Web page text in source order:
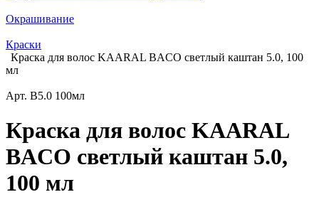
Окрашивание
Краски
Краска для волос KAARAL BACO светлый каштан 5.0, 100
мл
Арт. B5.0 100мл
Краска для волос KAARAL
BACO светлый каштан 5.0,
100 мл